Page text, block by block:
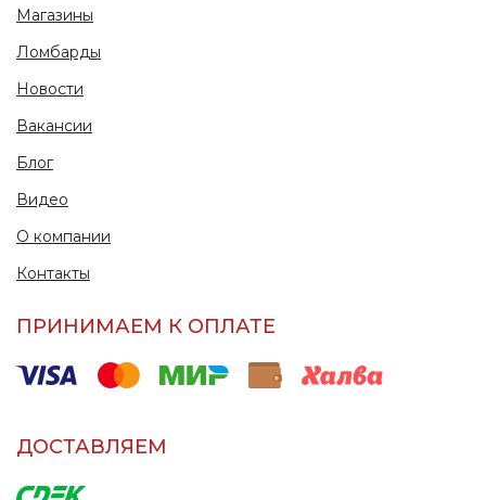
Магазины
Ломбарды
Новости
Вакансии
Блог
Видео
О компании
Контакты
ПРИНИМАЕМ К ОПЛАТЕ
ДОСТАВЛЯЕМ